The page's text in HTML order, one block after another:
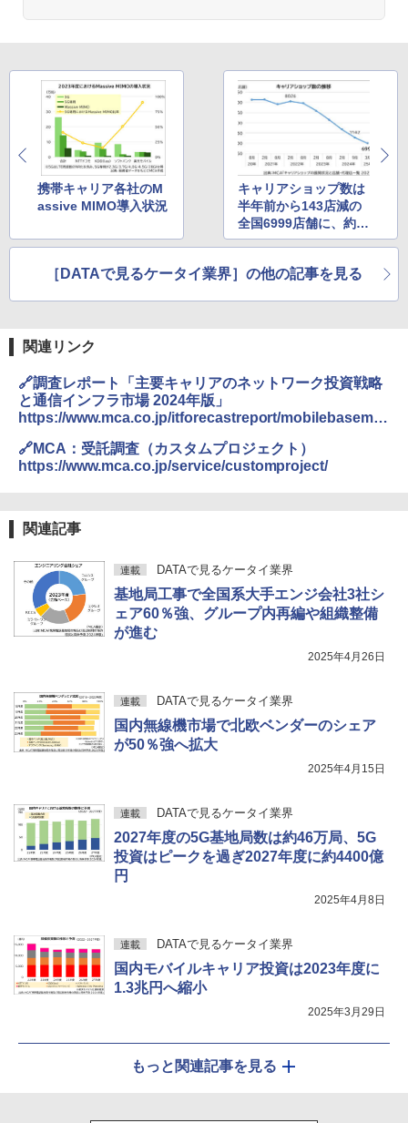
携帯キャリア各社のM
assive MIMO導入状況
キャリアショップ数は
半年前から143店減の
全国6999店舗に、約3
年で1027店舗が消滅
［DATAで見るケータイ業界］の他の記事を見る
関連リンク
🔗調査レポート「主要キャリアのネットワーク投資戦略
と通信インフラ市場 2024年版」
https://www.mca.co.jp/itforecastreport/mobilebaseme
🔗MCA：受託調査（カスタムプロジェクト）
https://www.mca.co.jp/service/customproject/
関連記事
連載 DATAで見るケータイ業界
基地局工事で全国系大手エンジ会社3社シ
ェア60％強、グループ内再編や組織整備
が進む
2025年4月26日
連載 DATAで見るケータイ業界
国内無線機市場で北欧ベンダーのシェア
が50％強へ拡大
2025年4月15日
連載 DATAで見るケータイ業界
2027年度の5G基地局数は約46万局、5G
投資はピークを過ぎ2027年度に約4400億
円
2025年4月8日
連載 DATAで見るケータイ業界
国内モバイルキャリア投資は2023年度に
1.3兆円へ縮小
2025年3月29日
もっと関連記事を見る